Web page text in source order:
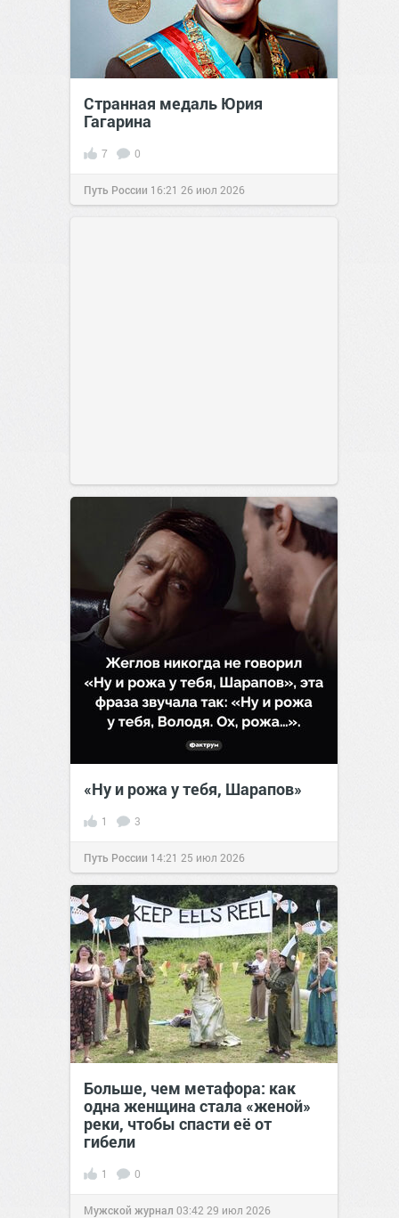
Странная медаль Юрия
Гагарина
7 0
Путь России 16:21 26 июл 2026
«Ну и рожа у тебя, Шарапов»
1 3
Путь России 14:21 25 июл 2026
Больше, чем метафора: как
одна женщина стала «женой»
реки, чтобы спасти её от
гибели
1 0
Мужской журнал 03:42 29 июл 2026